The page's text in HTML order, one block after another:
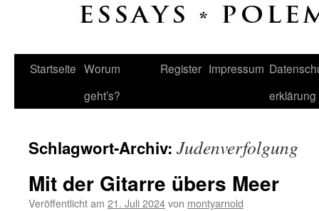
Startseite Worum
geht’s?
Register Impressum
erklärung
Schlagwort-Archiv: Judenverfolgung
Mit der Gitarre übers Meer
Veröffentlicht am 21. Juli 2024von montyarnold